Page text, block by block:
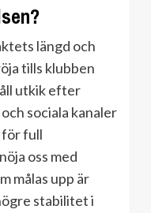
längd och
tills klubben
utkik efter
sociala kanaler
för full
oss med
målas upp är
stabilitet i